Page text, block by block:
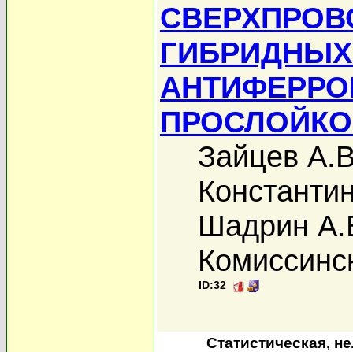
ГИБРИДНЫХ
Зайцев
Шадрин
ID:32
Статистическая,